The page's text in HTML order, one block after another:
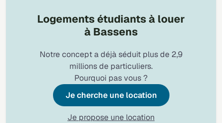
Logements étudiants à louer
à Bassens
Notre concept a déjà séduit plus de 2,9
millions de particuliers.
Pourquoi pas vous ?
Je cherche une location
Je propose une location